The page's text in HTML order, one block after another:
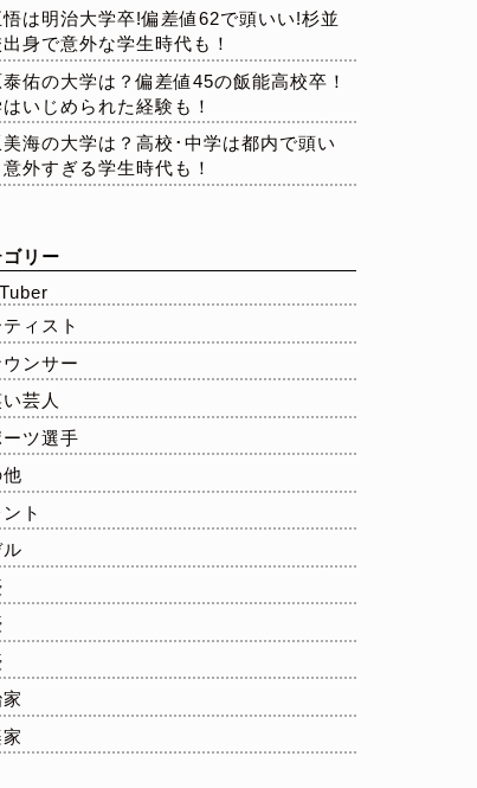
は明治大学卒!偏差値62で頭いい!杉並
身で意外な学生時代も！
泰佑の大学は？偏差値45の飯能高校卒！
いじめられた経験も！
海の大学は？高校･中学は都内で頭い
外すぎる学生時代も！
ゴリー
ィスト
ンサー
芸人
ーツ選手
ト